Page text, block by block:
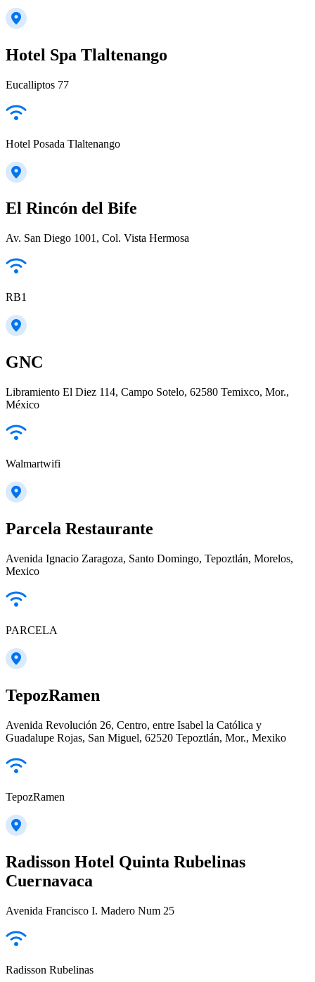
Hotel Spa Tlaltenango
Eucalliptos 77
Hotel Posada Tlaltenango
El Rincón del Bife
Av. San Diego 1001, Col. Vista Hermosa
RB1
GNC
Libramiento El Diez 114, Campo Sotelo, 62580 Temixco, Mor.,
México
Walmartwifi
Parcela Restaurante
Avenida Ignacio Zaragoza, Santo Domingo, Tepoztlán, Morelos,
Mexico
PARCELA
TepozRamen
Avenida Revolución 26, Centro, entre Isabel la Católica y
Guadalupe Rojas, San Miguel, 62520 Tepoztlán, Mor., Mexiko
TepozRamen
Radisson Hotel Quinta Rubelinas
Cuernavaca
Avenida Francisco I. Madero Num 25
Radisson Rubelinas